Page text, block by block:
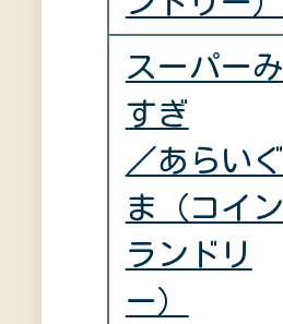
スーパーみ
すぎ
／あらいぐ
ま（コイン
ランドリ
ー）